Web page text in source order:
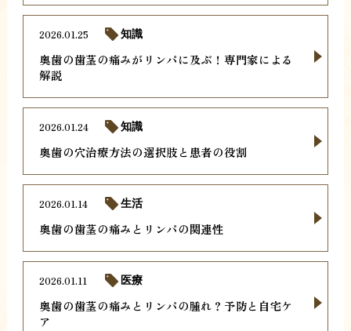
奥歯の歯茎の痛みがリンパに及ぶ！専門家による
解説
2026.01.25 知識
奥歯の穴治療方法の選択肢と患者の役割
2026.01.24 知識
奥歯の歯茎の痛みとリンパの関連性
2026.01.14 生活
奥歯の歯茎の痛みとリンパの腫れ？予防と自宅ケ
ア
2026.01.11 医療